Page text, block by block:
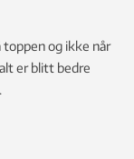
toppen og ikke når
er blitt bedre